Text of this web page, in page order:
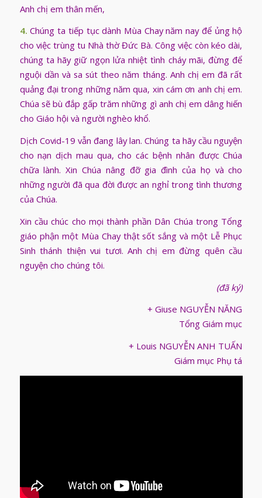
Anh chị em thân mến,
4. Chúng ta tiếp tục dành Mùa Chay năm nay để ủng hộ
cho việc trùng tu Nhà thờ Đức Bà. Công việc còn kéo dài,
chúng ta hãy giữ ngọn lửa nhiệt tình cháy mãi, đừng để
nguội dần và sa sút theo năm tháng. Anh chị em đã rất
quảng đại trong những năm qua, xin cám ơn anh chị em.
Chúa sẽ bù đắp gấp trăm những gì anh chị em dâng hiến
cho Giáo hội và người nghèo khổ.
Dịch Covid-19 vẫn đang lây lan. Chúng ta hãy cầu nguyện
cho nạn dịch mau qua, cho các bệnh nhân được Chúa
chữa lành. Xin Chúa nâng đỡ gia đình của họ và cho
những người đã qua đời được an nghỉ trong tình thương
của Chúa.
Xin cầu chúc cho mọi thành phần Dân Chúa trong Tổng
giáo phận một Mùa Chay thật sốt sắng và một Lễ Phục
Sinh thánh thiện vui tươi. Anh chị em đừng quên cầu
nguyện cho chúng tôi.
(đã ký)
+ Giuse NGUYỄN NĂNG
Tổng Giám mục
+ Louis NGUYỄN ANH TUẤN
Giám mục Phụ tá